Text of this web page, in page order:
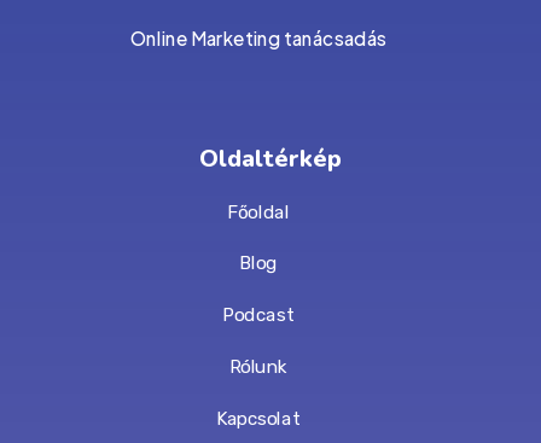
Online Marketing tanácsadás
Oldaltérkép
Főoldal
Blog
Podcast
Rólunk
Kapcsolat